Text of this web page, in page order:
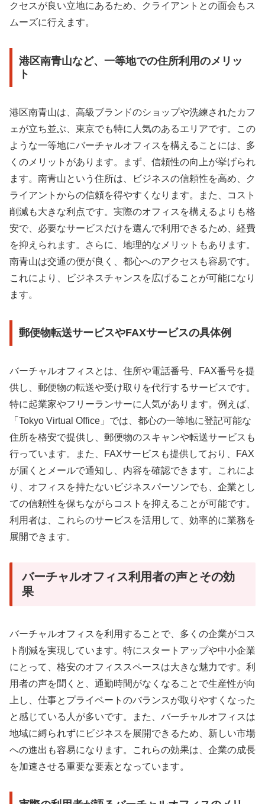
クセスが良い立地にあるため、クライアントとの面会もス
ムーズに行えます。
港区南青山など、一等地での住所利用のメリッ
ト
港区南青山は、高級ブランドのショップや洗練されたカフ
ェが立ち並ぶ、東京でも特に人気のあるエリアです。この
ような一等地にバーチャルオフィスを構えることには、多
くのメリットがあります。まず、信頼性の向上が挙げられ
ます。南青山という住所は、ビジネスの信頼性を高め、ク
ライアントからの信頼を得やすくなります。また、コスト
削減も大きな利点です。実際のオフィスを構えるよりも格
安で、必要なサービスだけを選んで利用できるため、経費
を抑えられます。さらに、地理的なメリットもあります。
南青山は交通の便が良く、都心へのアクセスも容易です。
これにより、ビジネスチャンスを広げることが可能になり
ます。
郵便物転送サービスやFAXサービスの具体例
バーチャルオフィスとは、住所や電話番号、FAX番号を提
供し、郵便物の転送や受け取りを代行するサービスです。
特に起業家やフリーランサーに人気があります。例えば、
「Tokyo Virtual Office」では、都心の一等地に登記可能な
住所を格安で提供し、郵便物のスキャンや転送サービスも
行っています。また、FAXサービスも提供しており、FAX
が届くとメールで通知し、内容を確認できます。これによ
り、オフィスを持たないビジネスパーソンでも、企業とし
ての信頼性を保ちながらコストを抑えることが可能です。
利用者は、これらのサービスを活用して、効率的に業務を
展開できます。
バーチャルオフィス利用者の声とその効
果
バーチャルオフィスを利用することで、多くの企業がコス
ト削減を実現しています。特にスタートアップや中小企業
にとって、格安のオフィススペースは大きな魅力です。利
用者の声を聞くと、通勤時間がなくなることで生産性が向
上し、仕事とプライベートのバランスが取りやすくなった
と感じている人が多いです。また、バーチャルオフィスは
地域に縛られずにビジネスを展開できるため、新しい市場
への進出も容易になります。これらの効果は、企業の成長
を加速させる重要な要素となっています。